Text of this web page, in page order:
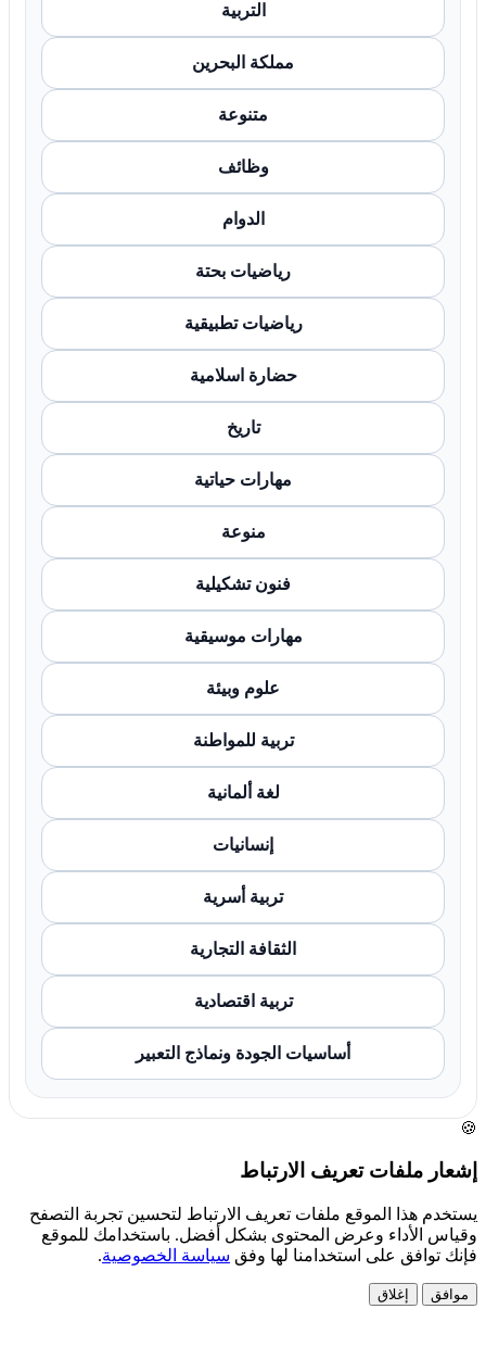
التربية
مملكة البحرين
متنوعة
وظائف
الدوام
رياضيات بحتة
رياضيات تطبيقية
حضارة اسلامية
تاريخ
مهارات حياتية
منوعة
فنون تشكيلية
مهارات موسيقية
علوم وبيئة
تربية للمواطنة
لغة ألمانية
إنسانيات
تربية أسرية
الثقافة التجارية
تربية اقتصادية
أساسيات الجودة ونماذج التعبير
🍪
إشعار ملفات تعريف الارتباط
يستخدم هذا الموقع ملفات تعريف الارتباط لتحسين تجربة التصفح
وقياس الأداء وعرض المحتوى بشكل أفضل. باستخدامك للموقع
فإنك توافق على استخدامنا لها وفق سياسة الخصوصية.
موافق إغلاق